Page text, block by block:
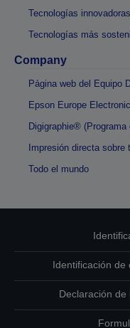
Tecnologías innovadoras
Tecnologías más
Company
Página web del Equipo
Epson Europe
Digigraphie®
Impresión directa sobre
Todo el mundo
Identificación de
Declaración